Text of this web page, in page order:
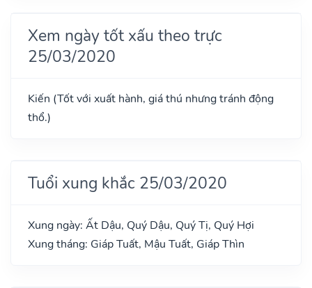
Xem ngày tốt xấu theo trực
25/03/2020
Kiến (Tốt với xuất hành, giá thú nhưng tránh động
thổ.)
Tuổi xung khắc 25/03/2020
Xung ngày: Ất Dậu, Quý Dậu, Quý Tị, Quý Hợi
Xung tháng: Giáp Tuất, Mậu Tuất, Giáp Thìn